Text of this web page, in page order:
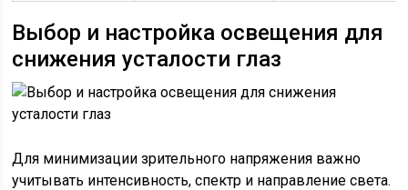
Выбор и настройка освещения для
снижения усталости глаз
Для минимизации зрительного напряжения важно
учитывать интенсивность, спектр и направление света.